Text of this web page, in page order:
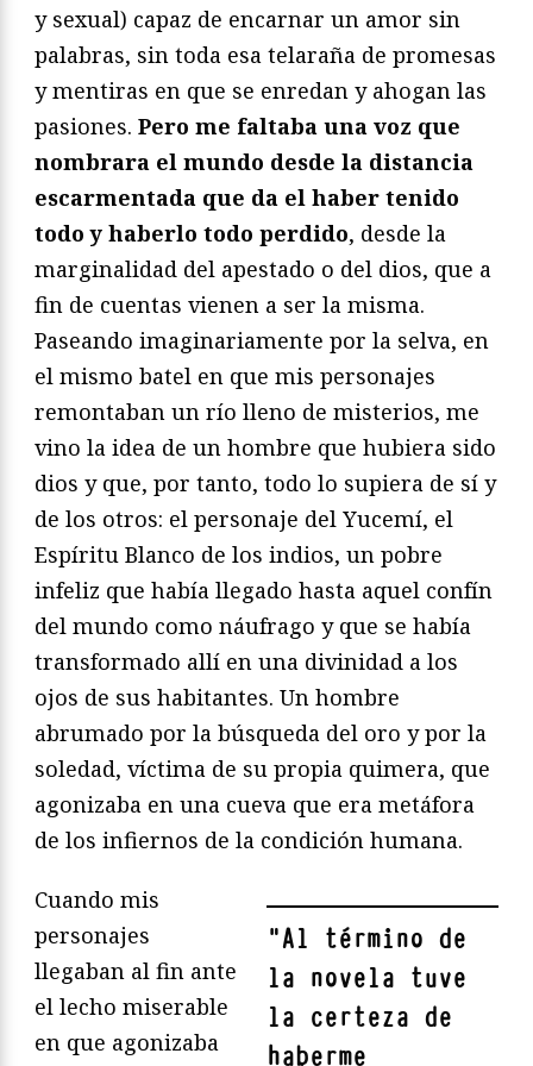
y sexual) capaz de encarnar un amor sin
palabras, sin toda esa telaraña de promesas
y mentiras en que se enredan y ahogan las
pasiones. Pero me faltaba una voz que
nombrara el mundo desde la distancia
escarmentada que da el haber tenido
todo y haberlo todo perdido, desde la
marginalidad del apestado o del dios, que a
fin de cuentas vienen a ser la misma.
Paseando imaginariamente por la selva, en
el mismo batel en que mis personajes
remontaban un río lleno de misterios, me
vino la idea de un hombre que hubiera sido
dios y que, por tanto, todo lo supiera de sí y
de los otros: el personaje del Yucemí, el
Espíritu Blanco de los indios, un pobre
infeliz que había llegado hasta aquel confín
del mundo como náufrago y que se había
transformado allí en una divinidad a los
ojos de sus habitantes. Un hombre
abrumado por la búsqueda del oro y por la
soledad, víctima de su propia quimera, que
agonizaba en una cueva que era metáfora
de los infiernos de la condición humana.
"Al término de
la novela tuve
la certeza de
haberme
Cuando mis
personajes
llegaban al fin ante
el lecho miserable
en que agonizaba